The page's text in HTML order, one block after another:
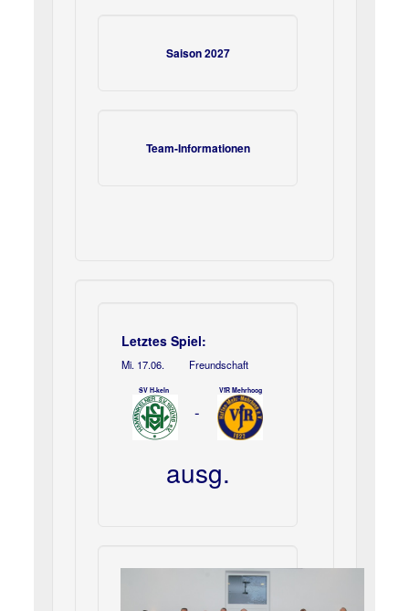
Saison 2027
Team-Informationen
Letztes Spiel:
Mi. 17.06. Freundschaft
SV H-keln
-
VfR Mehrhoog
ausg.